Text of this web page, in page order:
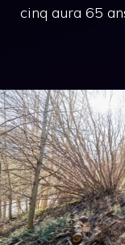
cinq aura 65